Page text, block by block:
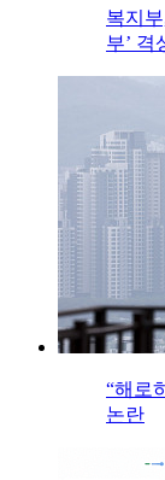
복지
부’ 격
“해로
논란